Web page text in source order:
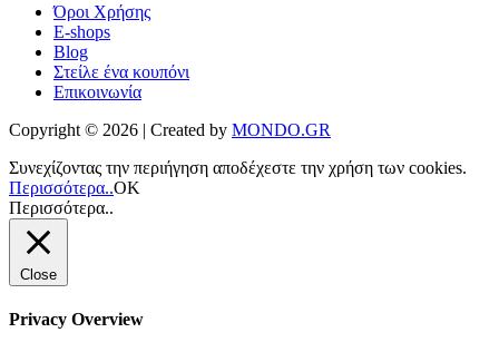
Όροι Χρήσης
E-shops
Blog
Στείλε ένα κουπόνι
Επικοινωνία
Copyright © 2026 | Created by MONDO.GR
Συνεχίζοντας την περιήγηση αποδέχεστε την χρήση των cookies.
Περισσότερα..ΟΚ
Περισσότερα..
Close
Privacy Overview